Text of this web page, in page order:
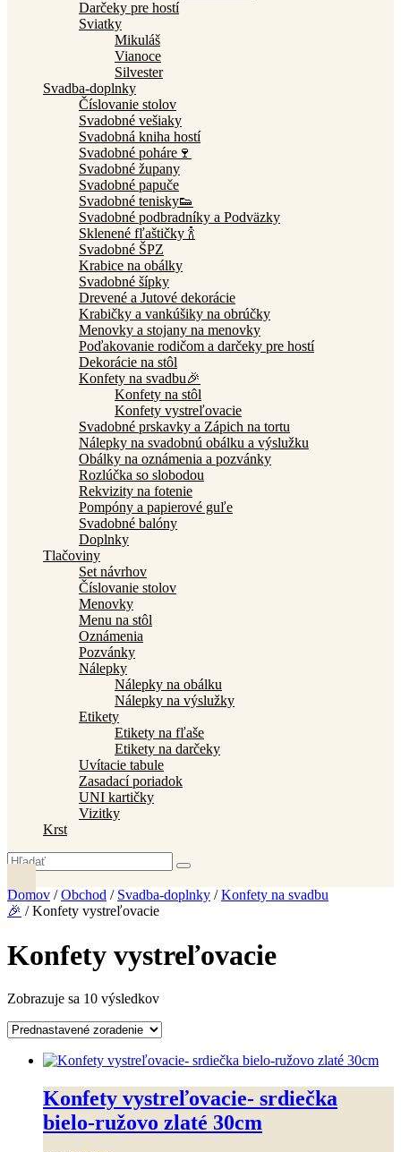
Darčeky pre hostí
Sviatky
Mikuláš
Vianoce
Silvester
Svadba-doplnky
Číslovanie stolov
Svadobné vešiaky
Svadobná kniha hostí
Svadobné poháre🍷
Svadobné župany
Svadobné papuče
Svadobné tenisky👟
Svadobné podbradníky a Podväzky
Sklenené fľaštičky 🍾
Svadobné ŠPZ
Krabice na obálky
Svadobné šípky
Drevené a Jutové dekorácie
Krabičky a vankúšiky na obrúčky
Menovky a stojany na menovky
Poďakovanie rodičom a darčeky pre hostí
Dekorácie na stôl
Konfety na svadbu🎉
Konfety na stôl
Konfety vystreľovacie
Svadobné prskavky a Zápich na tortu
Nálepky na svadobnú obálku a výslužku
Obálky na oznámenia a pozvánky
Rozlúčka so slobodou
Rekvizity na fotenie
Pompóny a papierové guľe
Svadobné balóny
Doplnky
Tlačoviny
Set návrhov
Číslovanie stolov
Menovky
Menu na stôl
Oznámenia
Pozvánky
Nálepky
Nálepky na obálku
Nálepky na výslužky
Etikety
Etikety na fľaše
Etikety na darčeky
Uvítacie tabule
Zasadací poriadok
UNI kartičky
Vizitky
Krst
Domov /Obchod / Svadba-doplnky /Konfety na svadbu
🎉 / Konfety vystreľovacie
Konfety vystreľovacie
Zobrazuje sa 10 výsledkov
Konfety vystreľovacie- srdiečka
bielo-ružovo zlaté 30cm